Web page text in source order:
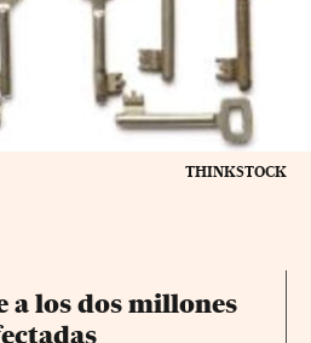
THINKSTOCK
a los dos millones